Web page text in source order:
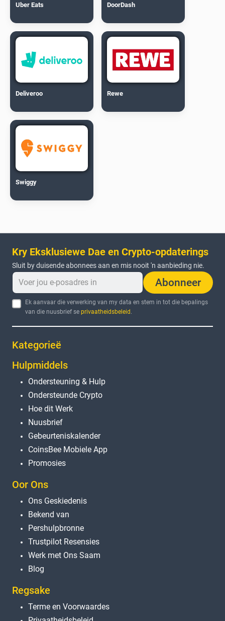
Uber Eats DoorDash
Deliveroo Rewe
Swiggy
Kry Eksklusiewe Dae en Crypto-opdaterings
Sluit by duisende abonnees aan en mis nooit 'n aanbieding nie.
Abonneer
Ek aanvaar die verwerking van my data en stem in tot die bepalings
van die nuusbrief seprivaatheidsbeleid.
Kategorieë
Hulpmiddels
Ondersteuning & Hulp
Ondersteunde Crypto
Hoe dit Werk
Nuusbrief
Gebeurteniskalender
CoinsBee Mobiele App
Promosies
Oor Ons
Ons Geskiedenis
Bekend van
Pershulpbronne
Trustpilot Resensies
Werk met Ons Saam
Blog
Regsake
Terme en Voorwaardes